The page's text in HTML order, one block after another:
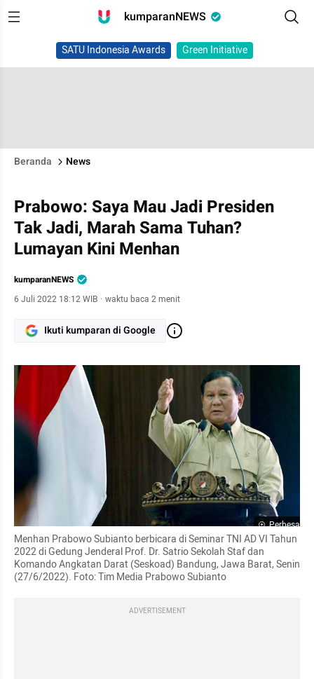
kumparanNEWS
SATU Indonesia Awards Green Initiative
Beranda News
Prabowo: Saya Mau Jadi Presiden
Tak Jadi, Marah Sama Tuhan?
Lumayan Kini Menhan
kumparanNEWS
6 Juli 2022 18:12 WIB · waktu baca 2 menit
Ikuti kumparan di Google
Perbesar
Menhan Prabowo Subianto berbicara di Seminar TNI AD VI Tahun
2022 di Gedung Jenderal Prof. Dr. Satrio Sekolah Staf dan
Komando Angkatan Darat (Seskoad) Bandung, Jawa Barat, Senin
(27/6/2022). Foto: Tim Media Prabowo Subianto
ADVERTISEMENT